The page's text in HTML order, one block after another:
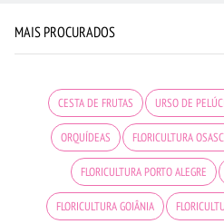
MAIS PROCURADOS
CESTA DE FRUTAS URSO DE
ORQUÍDEAS FLORICULTURA
FLORICULTURA PORTO ALEGRE
FLORICULTURA GOIÂNIA